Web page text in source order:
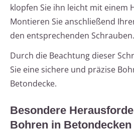
klopfen Sie ihn leicht mit einem
Montieren Sie anschließend
den entsprechenden Schrauben.
Durch die Beachtung dieser
Sie eine sichere und präzise
Betondecke.
Besondere
Bohren in Betondecken